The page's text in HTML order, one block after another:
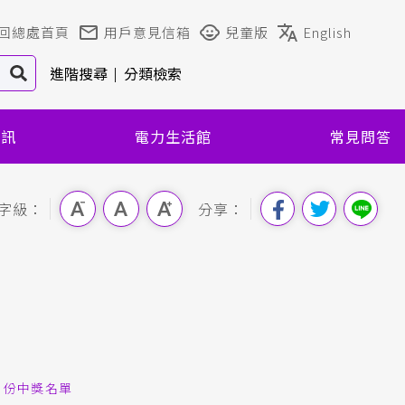
總處首頁 用戶意見信箱 兒童版 English
進階搜尋 分類檢索
電力生活館 常見問答
級： 分享：
中獎名單